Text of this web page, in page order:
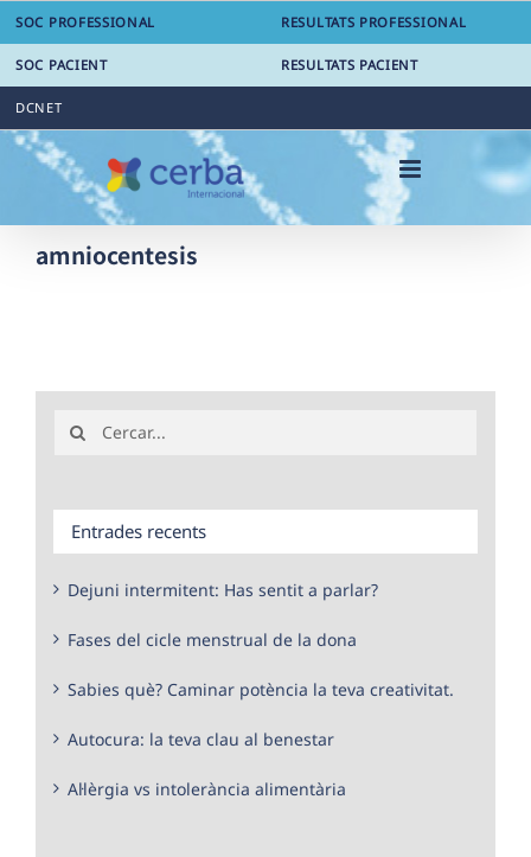
Skip
content
SOC PROFESSIONAL RESULTATS PROFESSIONAL
SOC PACIENT RESULTATS PACIENT
DCNET
amniocentesis
for:
Entrades recents
Dejuni intermitent: Has sentit a parlar?
Fases del cicle menstrual de la dona
Sabies què? Caminar potència la teva creativitat.
Autocura: la teva clau al benestar
Al·lèrgia vs intolerància alimentària